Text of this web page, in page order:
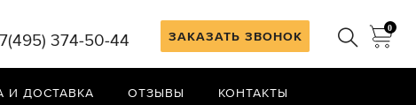
ЗАКАЗАТЬ ЗВОНОК
0
7(495) 374-50-44
И ДОСТАВКА ОТЗЫВЫ КОНТАКТЫ